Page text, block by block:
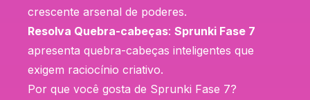
crescente arsenal de poderes.
Resolva Quebra-cabeças: Sprunki Fase 7
apresenta quebra-cabeças inteligentes que
exigem raciocínio criativo.
Por que você gosta de Sprunki Fase 7?